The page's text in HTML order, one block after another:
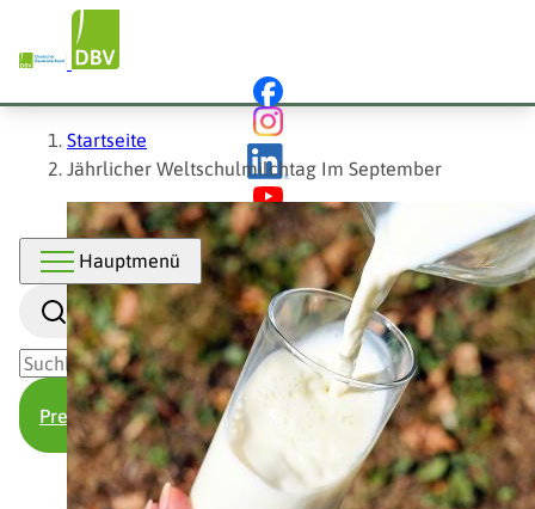
Inhalt
Hauptnavigation
Hauptmenü
Suche
Presse
Pfadnavigation
Startseite
Jährlicher Weltschulmilchtag Im September